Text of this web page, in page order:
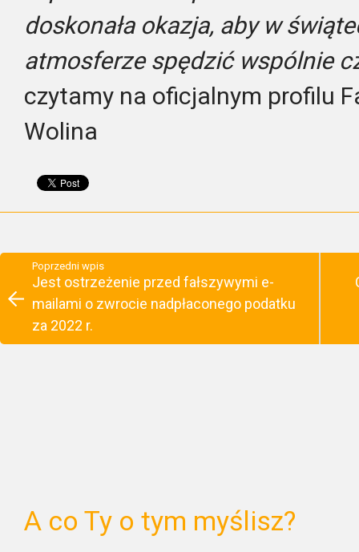
doskonała okazja, aby w
atmosferze spędzić wspólnie
czytamy na oficjalnym profilu
Wolina
Poprzedni wpis
Jest ostrzeżenie przed fałszywymi e-
mailami o zwrocie nadpłaconego podatku
za 2022 r.
A co Ty o tym myślisz?